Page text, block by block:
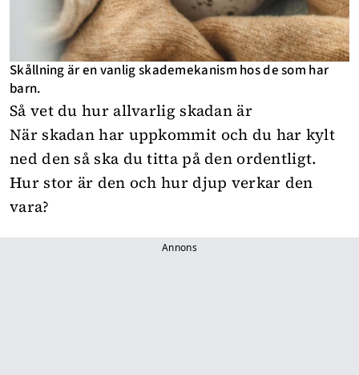
Skållning är en vanlig skademekanism hos de som har
barn.
Så vet du hur allvarlig skadan är
När skadan har uppkommit och du har kylt
ned den så ska du titta på den ordentligt.
Hur stor är den och hur djup verkar den
vara?
Annons